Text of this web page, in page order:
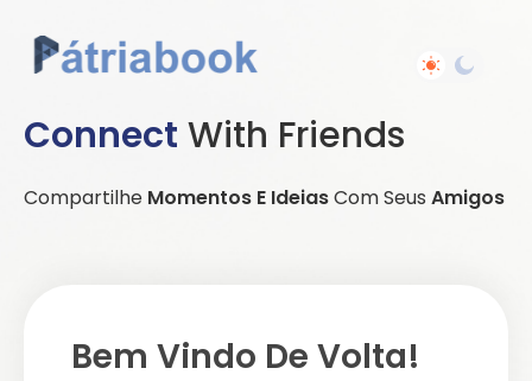
Connect With Friends
Compartilhe Momentos E IdeiasCom Seus Amigos
Bem Vindo De Volta!